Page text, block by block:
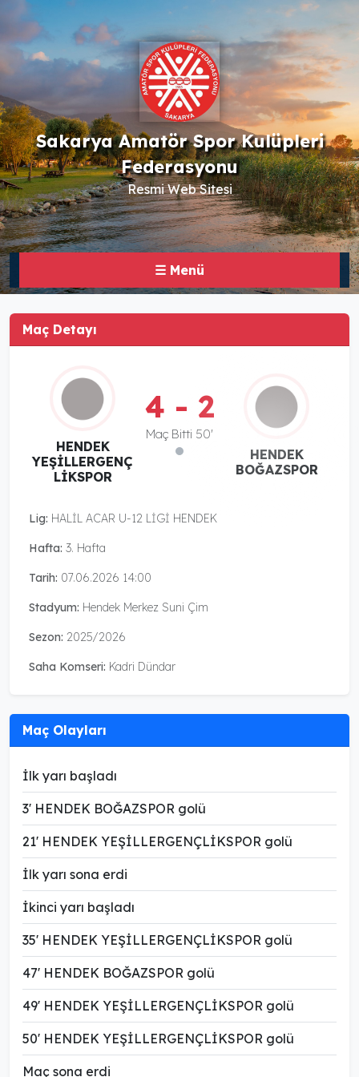
Sakarya Amatör Spor Kulüpleri
Federasyonu
Resmi Web Sitesi
☰ Menü
Maç Detayı
HENDEK
YEŞİLLERGENÇ
LİKSPOR
4 - 2
Maç Bitti 50'
HENDEK
BOĞAZSPOR
Lig: HALİL ACAR U-12 LİGİ HENDEK
Hafta: 3. Hafta
Tarih: 07.06.2026 14:00
Stadyum: Hendek Merkez Suni Çim
Sezon: 2025/2026
Saha Komseri: Kadri Dündar
Maç Olayları
İlk yarı başladı
3' HENDEK BOĞAZSPOR golü
21' HENDEK YEŞİLLERGENÇLİKSPOR golü
İlk yarı sona erdi
İkinci yarı başladı
35' HENDEK YEŞİLLERGENÇLİKSPOR golü
47' HENDEK BOĞAZSPOR golü
49' HENDEK YEŞİLLERGENÇLİKSPOR golü
50' HENDEK YEŞİLLERGENÇLİKSPOR golü
Maç sona erdi